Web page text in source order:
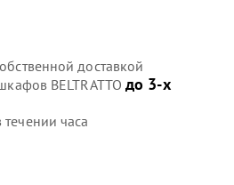
доставкой
BELTRATTO до 3-х
часа